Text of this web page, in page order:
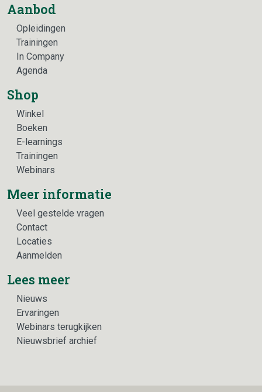
Aanbod
Opleidingen
Trainingen
In Company
Agenda
Shop
Winkel
Boeken
E-learnings
Trainingen
Webinars
Meer informatie
Veel gestelde vragen
Contact
Locaties
Aanmelden
Lees meer
Nieuws
Ervaringen
Webinars terugkijken
Nieuwsbrief archief